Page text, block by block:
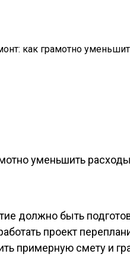
должно быть
проект
примерную смету и